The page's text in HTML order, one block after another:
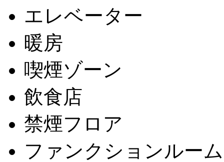
エレベーター
暖房
喫煙ゾーン
飲食店
禁煙フロア
ファンクションルーム